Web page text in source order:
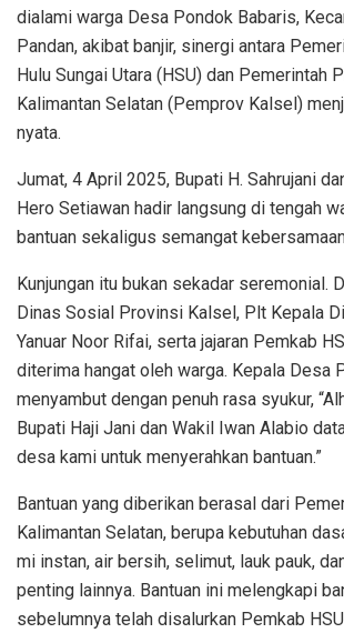
dialami warga Desa Pondok Babaris,
Pandan, akibat banjir, sinergi antara
Hulu Sungai Utara (HSU) dan Pemerintah
Kalimantan Selatan (Pemprov Kalsel)
nyata.
Jumat, 4 April 2025, Bupati H. Sahrujani
Hero Setiawan hadir langsung di tengah
bantuan sekaligus semangat
Kunjungan itu bukan sekadar seremonial.
Dinas Sosial Provinsi Kalsel, Plt Kepala
Yanuar Noor Rifai, serta jajaran Pemkab
diterima hangat oleh warga. Kepala Desa
menyambut dengan penuh rasa syukur,
Bupati Haji Jani dan Wakil Iwan Alabio
desa kami untuk menyerahkan bantuan.”
Bantuan yang diberikan berasal dari
Kalimantan Selatan, berupa kebutuhan
mi instan, air bersih, selimut, lauk pauk,
penting lainnya. Bantuan ini melengkapi
sebelumnya telah disalurkan Pemkab